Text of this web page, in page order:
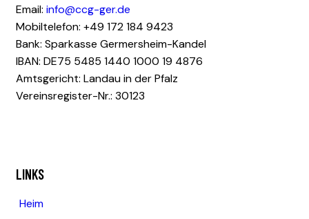
Email: info@ccg-ger.de
Mobiltelefon: +49 172 184 9423
Bank: Sparkasse Germersheim-Kandel
IBAN: DE75 5485 1440 1000 19 4876
Amtsgericht: Landau in der Pfalz
Vereinsregister-Nr.: 30123
LINKS
Heim